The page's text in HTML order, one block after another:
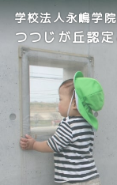
学校法人永嶋学院
つつじが丘認